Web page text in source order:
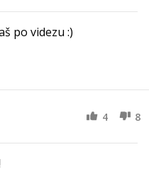
po videzu :)
4 8